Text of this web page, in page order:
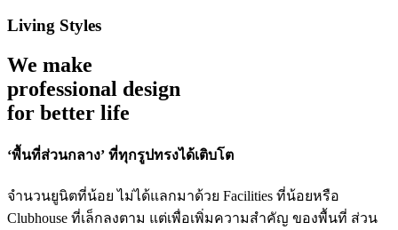
Living Styles
We make
professional design
for better life
‘พื้นที่ส่วนกลาง’ ที่ทุกรูปทรงได้เติบโต
จํานวนยูนิตที่น้อย ไม่ได้แลกมาด้วย Facilities ที่น้อยหรือ
Clubhouse ที่เล็กลงตาม แต่เพื่อเพิ่มความสําคัญ ของพื้นที่ ส่วน